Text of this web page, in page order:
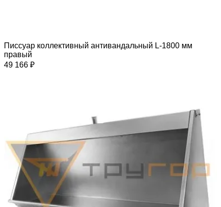
Писсуар коллективный антивандальный L-1800 мм
правый
49 166 ₽